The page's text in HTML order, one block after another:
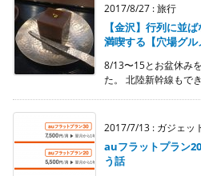
2017/8/27 :旅行
【金沢】行列に並
満喫する【穴場グル
8/13〜15とお盆休み
た。 北陸新幹線もで
2017/7/13 : ガジェッ
auフラットプラン
う話